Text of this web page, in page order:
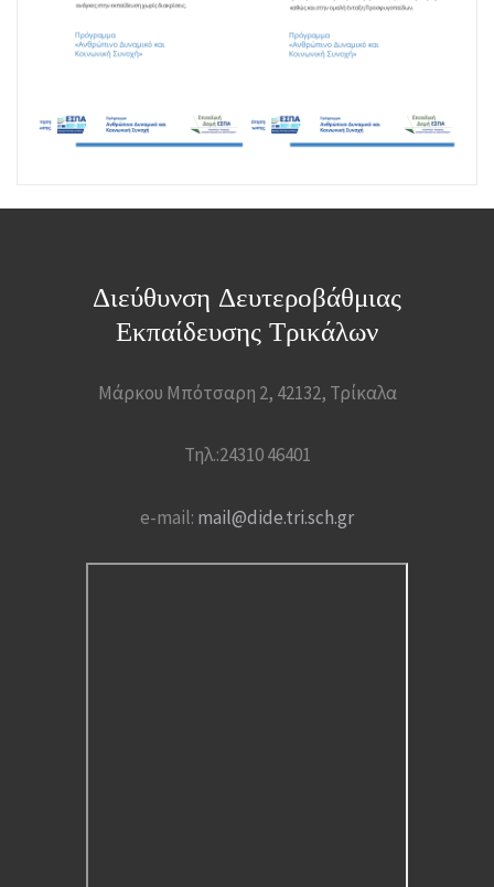
Διεύθυνση Δευτεροβάθμιας
Εκπαίδευσης Τρικάλων
Μάρκου Μπότσαρη 2, 42132, Τρίκαλα
Τηλ.:24310 46401
e-mail: mail@dide.tri.sch.gr